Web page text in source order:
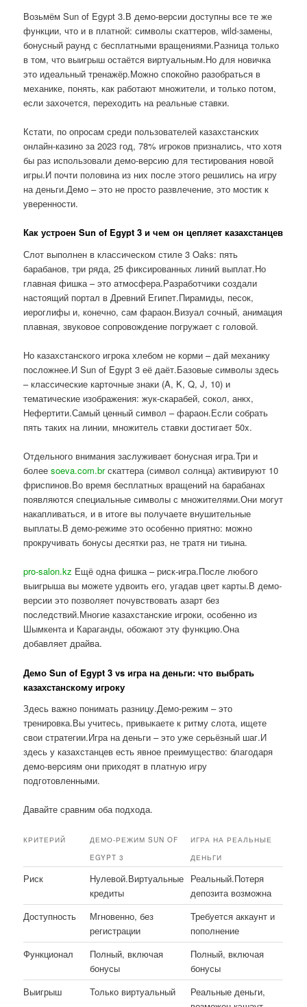
Возьмём Sun of Egypt 3.В демо-версии доступны все те же
функции, что и в платной: символы скаттеров, wild-замены,
бонусный раунд с бесплатными вращениями.Разница только
в том, что выигрыш остаётся виртуальным.Но для новичка
это идеальный тренажёр.Можно спокойно разобраться в
механике, понять, как работают множители, и только потом,
если захочется, переходить на реальные ставки.
Кстати, по опросам среди пользователей казахстанских
онлайн-казино за 2023 год, 78% игроков признались, что хотя
бы раз использовали демо-версию для тестирования новой
игры.И почти половина из них после этого решились на игру
на деньги.Демо – это не просто развлечение, это мостик к
уверенности.
Как устроен Sun of Egypt 3 и чем он цепляет казахстанцев
Слот выполнен в классическом стиле 3 Oaks: пять
барабанов, три ряда, 25 фиксированных линий выплат.Но
главная фишка – это атмосфера.Разработчики создали
настоящий портал в Древний Египет.Пирамиды, песок,
иероглифы и, конечно, сам фараон.Визуал сочный, анимация
плавная, звуковое сопровождение погружает с головой.
Но казахстанского игрока хлебом не корми – дай механику
посложнее.И Sun of Egypt 3 её даёт.Базовые символы здесь
– классические карточные знаки (A, K, Q, J, 10) и
тематические изображения: жук-скарабей, сокол, анкх,
Нефертити.Самый ценный символ – фараон.Если собрать
пять таких на линии, множитель ставки достигает 50x.
Отдельного внимания заслуживает бонусная игра.Три и
болееsoeva.com.brскаттера (символ солнца) активируют 10
фриспинов.Во время бесплатных вращений на барабанах
появляются специальные символы с множителями.Они могут
накапливаться, и в итоге вы получаете внушительные
выплаты.В демо-режиме это особенно приятно: можно
прокручивать бонусы десятки раз, не тратя ни тиына.
pro-salon.kz Ещё одна фишка – риск-игра.После любого
выигрыша вы можете удвоить его, угадав цвет карты.В демо-
версии это позволяет почувствовать азарт без
последствий.Многие казахстанские игроки, особенно из
Шымкента и Караганды, обожают эту функцию.Она
добавляет драйва.
Демо Sun of Egypt 3 vs игра на деньги: что выбрать
казахстанскому игроку
Здесь важно понимать разницу.Демо-режим – это
тренировка.Вы учитесь, привыкаете к ритму слота, ищете
свои стратегии.Игра на деньги – это уже серьёзный шаг.И
здесь у казахстанцев есть явное преимущество: благодаря
демо-версиям они приходят в платную игру
подготовленными.
Давайте сравним оба подхода.
КРИТЕРИЙ
ДЕМО-РЕЖИМ SUN OF
EGYPT 3
ИГРА НА РЕАЛЬНЫЕ
ДЕНЬГИ
Риск
Нулевой.Виртуальные
кредиты
Реальный.Потеря
депозита возможна
Доступность
Мгновенно, без
регистрации
Требуется аккаунт и
пополнение
Функционал
Полный, включая
бонусы
Полный, включая
бонусы
Выигрыш
Только виртуальный
Реальные деньги,